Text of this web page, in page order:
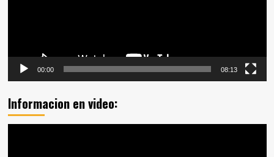
00:00 08:13
Informacion en video: